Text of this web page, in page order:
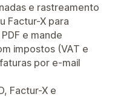
e rastreamento
Factur-X para
e mande
impostos (VAT e
por e-mail
Factur-X e